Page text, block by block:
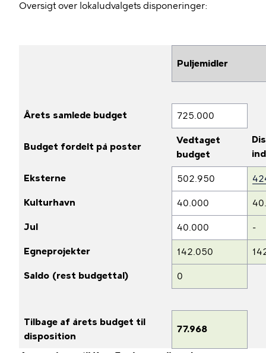
Oversigt over lokaludvalgets disponeringer:
Puljemidler
Årets samlede budget 725.000
Budget fordelt på poster
Vedtaget
budget
Eksterne 502.950
Kulturhavn 40.000
Jul 40.000 -
Egneprojekter 142.050
Saldo (rest budgettal) 0
Tilbage af årets budget til
disposition
77.968